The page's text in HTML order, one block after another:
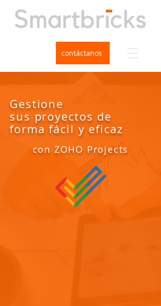
contáctanos
Gestione
sus proyectos de
forma fácil y eficaz
con ZOHO Projects